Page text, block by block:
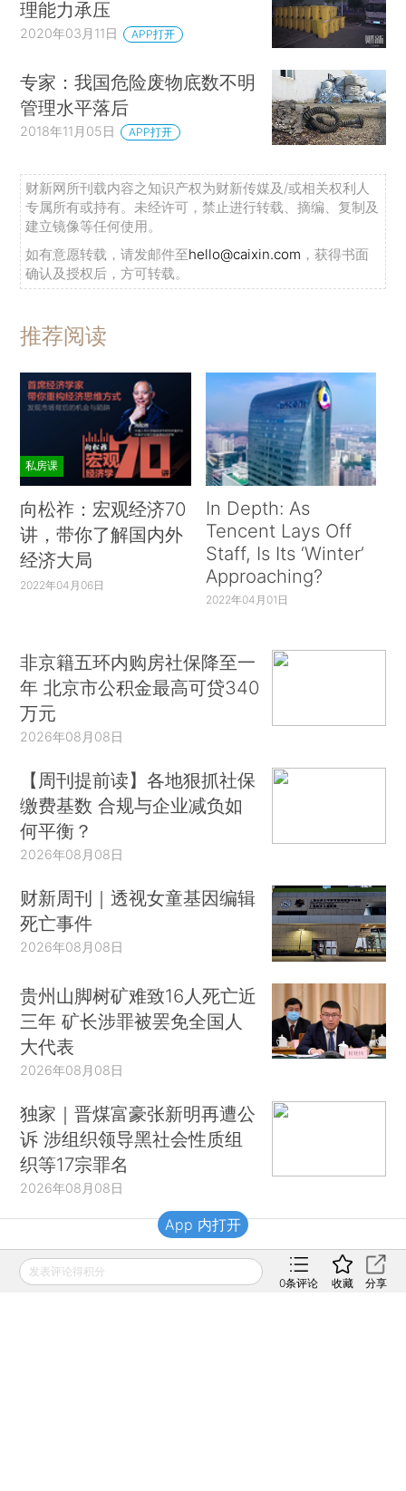
理能力承压
2020年03月11日 APP打开
专家：我国危险废物底数不明
管理水平落后
2018年11月05日 APP打开
财新网所刊载内容之知识产权为财新传媒及/或相关权利人
专属所有或持有。未经许可，禁止进行转载、摘编、复制及
建立镜像等任何使用。
如有意愿转载，请发邮件至hello@caixin.com ，获得书面
确认及授权后，方可转载。
推荐阅读
私房课
向松祚：宏观经济70
讲，带你了解国内外
经济大局
2022年04月06日
In Depth: As
Tencent Lays Off
Staff, Is Its ‘Winter’
Approaching?
2022年04月01日
非京籍五环内购房社保降至一
年 北京市公积金最高可贷340
万元
2026年08月08日
【周刊提前读】各地狠抓社保
缴费基数 合规与企业减负如
何平衡？
2026年08月08日
财新周刊｜透视女童基因编辑
死亡事件
2026年08月08日
贵州山脚树矿难致16人死亡近
三年 矿长涉罪被罢免全国人
大代表
2026年08月08日
独家｜晋煤富豪张新明再遭公
诉 涉组织领导黑社会性质组
织等17宗罪名
2026年08月08日
财新移动
发表评论得积分
0条评论 收藏 分享
App 内打开